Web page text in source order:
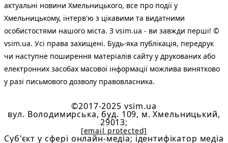
актуальні новини Хмельницького, все про події у
Хмельницькому, інтерв'ю з цікавими та видатними
особистостями нашого міста. З vsim.ua - ви завжди перші! ©
vsim.ua. Усі права захищені. Будь-яка публiкацiя, передрук
чи наступне поширення матеріалів сайту у друкованих або
електронних засобах масової інформації можлива винятково
у разі письмового дозволу правовласника.
©2017-2025 vsim.ua
вул. Володимирська, буд. 109, м. Хмельницький,
29013;
[email protected]
Cуб'єкт у сфері онлайн-медіа; ідентифікатор медіа